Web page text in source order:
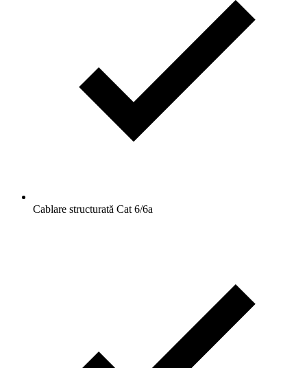
Cablare structurată Cat 6/6a